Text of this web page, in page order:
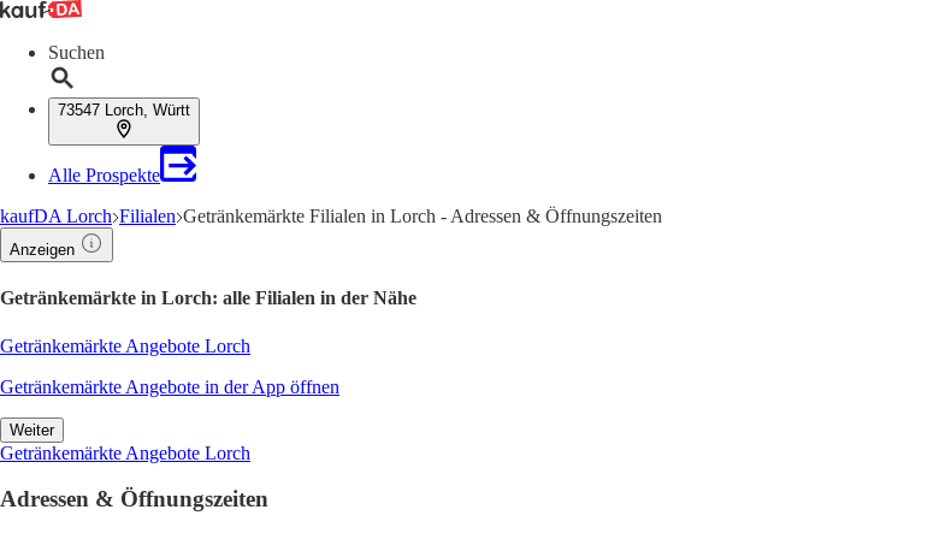
Suchen
73547 Lorch, Württ
Alle Prospekte
kaufDA Lorch Filialen Getränkemärkte Filialen in Lorch - Adressen & Öffnungszeiten
Anzeigen
Getränkemärkte in Lorch: alle Filialen in der Nähe
Getränkemärkte Angebote Lorch
Getränkemärkte Angebote in der App öffnen
Weiter
Getränkemärkte Angebote Lorch
Adressen & Öffnungszeiten